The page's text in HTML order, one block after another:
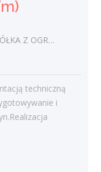
techniczną
i